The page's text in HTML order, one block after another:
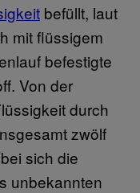
befüllt, laut
mit flüssigem
befestigte
Von der
durch
zwölf
sich die
unbekannten